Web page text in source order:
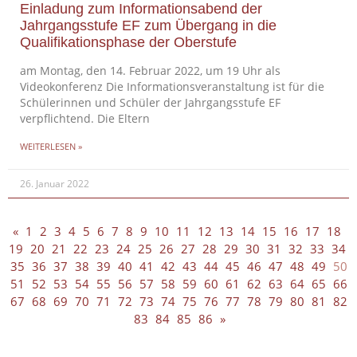
Einladung zum Informationsabend der
Jahrgangsstufe EF zum Übergang in die
Qualifikationsphase der Oberstufe
am Montag, den 14. Februar 2022, um 19 Uhr als
Videokonferenz Die Informationsveranstaltung ist für die
Schülerinnen und Schüler der Jahrgangsstufe EF
verpflichtend. Die Eltern
WEITERLESEN »
26. Januar 2022
« 1 2 3 4 5 6 7 8 9 10 11 12 13 14 15 16 17 18
19 20 21 22 23 24 25 26 27 28 29 30 31 32 33 34
35 36 37 38 39 40 41 42 43 44 45 46 47 48 49 50
51
52 53 54 55 56 57 58 59 60 61 62 63 64 65 66
67 68 69 70 71 72 73 74 75 76 77 78 79 80 81 82
83 84 85 86 »